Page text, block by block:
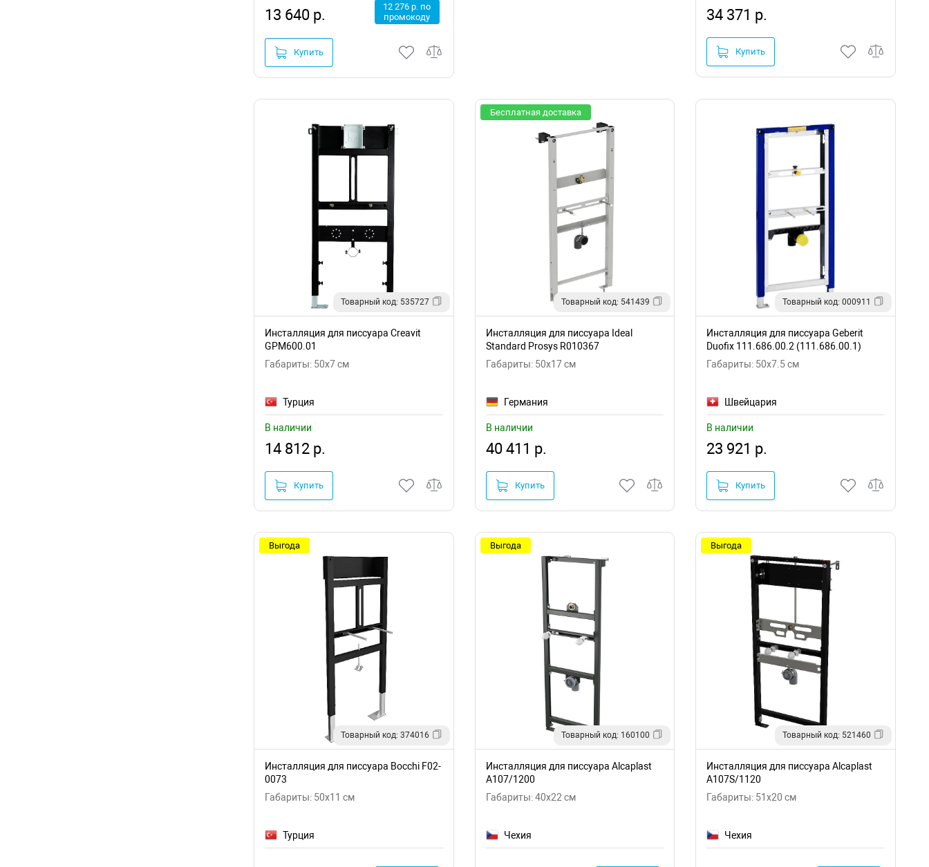
13 640 р.
12 276 р. по
промокоду
Купить
34 371 р.
Купить
Товарный код: 535727
Инсталляция для писсуара Creavit
GPM600.01
Габариты: 50x7 см
Турция
В наличии
14 812 р.
Купить
Бесплатная доставка
Товарный код: 541439
Инсталляция для писсуара Ideal
Standard Prosys R010367
Габариты: 50x17 см
Германия
В наличии
40 411 р.
Купить
Товарный код: 000911
Инсталляция для писсуара Geberit
Duofix 111.686.00.2 (111.686.00.1)
Габариты: 50x7.5 см
Швейцария
В наличии
23 921 р.
Купить
Выгода
Товарный код: 374016
Инсталляция для писсуара Bocchi F02-
0073
Габариты: 50x11 см
Турция
Выгода
Товарный код: 160100
Инсталляция для писсуара Alcaplast
A107/1200
Габариты: 40x22 см
Чехия
Выгода
Товарный код: 521460
Инсталляция для писсуара Alcaplast
A107S/1120
Габариты: 51x20 см
Чехия